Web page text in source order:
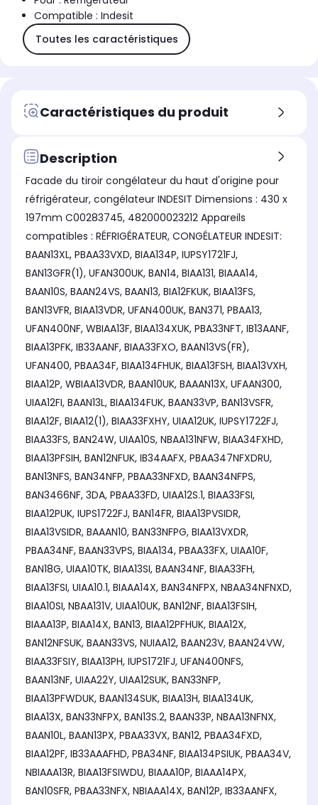
Compatible : Indesit
Toutes les caractéristiques
Caractéristiques du produit
Description
Facade du tiroir congélateur du haut d'origine pour
réfrigérateur, congélateur INDESIT Dimensions : 430 x
197mm C00283745, 482000023212 Appareils
compatibles : RÉFRIGÉRATEUR, CONGÉLATEUR INDESIT:
BAAN13XL, PBAA33VXD, BIAA134P, IUPSY1721FJ,
BAN13GFR(1), UFAN300UK, BAN14, BIAA131, BIAAA14,
BAAN10S, BAAN24VS, BAAN13, BIA12FKUK, BIAA13FS,
BAN13VFR, BIAA13VDR, UFAN400UK, BAN371, PBAA13,
UFAN400NF, WBIAA13F, BIAA134XUK, PBA33NFT, IB13AANF,
BIAA13PFK, IB33AANF, BIAA33FXO, BAAN13VS(FR),
UFAN400, PBAA34F, BIAA134FHUK, BIAA13FSH, BIAA13VXH,
BIAA12P, WBIAA13VDR, BAAN10UK, BAAAN13X, UFAAN300,
UIAA12FI, BAAN13L, BIAA134FUK, BAAN33VP, BAN13VSFR,
BIAA12F, BIAA12(1), BIAA33FXHY, UIAA12UK, IUPSY1722FJ,
BIAA33FS, BAN24W, UIAA10S, NBAA131NFW, BIAA34FXHD,
BIAA13PFSIH, BAN12NFUK, IB34AAFX, PBAA347NFXDRU,
BAN13NFS, BAN34NFP, PBAA33NFXD, BAAN34NFPS,
BAN3466NF, 3DA, PBAA33FD, UIAA12S.1, BIAA33FSI,
BIAA12PUK, IUPS1722FJ, BAN14FR, BIAA13PVSIDR,
BIAA13VSIDR, BAAAN10, BAN33NFPG, BIAA13VXDR,
PBAA34NF, BAAN33VPS, BIAA134, PBAA33FX, UIAA10F,
BAN18G, UIAA10TK, BIAA13SI, BAAN34NF, BIAA33FH,
BIAA13FSI, UIAA10.1, BIAAA14X, BAN34NFPX, NBAA34NFNXD,
BIAA10SI, NBAA131V, UIAA10UK, BAN12NF, BIAA13FSIH,
BIAAA13P, BIAA14X, BAN13, BIAA12PFHUK, BIAA12X,
BAN12NFSUK, BAAN33VS, NUIAA12, BAAN23V, BAAN24VW,
BIAA33FSIY, BIAA13PH, IUPS1721FJ, UFAN400NFS,
BAAN13NF, UIAA22Y, UIAA12SUK, BAN33NFP,
BIAA13PFWDUK, BAAN134SUK, BIAA13H, BIAA134UK,
BIAA13X, BAN33NFPX, BAN13S.2, BAAN33P, NBAA13NFNX,
BAAN10L, BAAN13PX, PBAA33VX, BAN12, PBAA34FXD,
BIAA12PF, IB33AAAFHD, PBA34NF, BIAA134PSIUK, PBAA34V,
NBIAAA13R, BIAA13FSIWDU, BIAAA10P, BIAAA14PX,
BAN10SFR, PBAA33NFX, NBIAAA14X, BAN12P, IB33AANFX,